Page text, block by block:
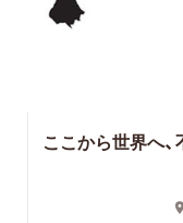
ここから世界へ